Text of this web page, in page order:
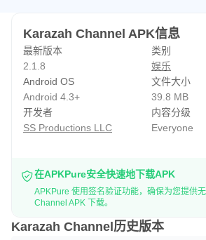
Karazah的创新内容由媒体和教育领域
为您的孩子提供最佳的初始学习体验。
访问我们的YouTube频道将对他们的成
凡之美的态度产生重大影响。
支持团队：
Karazah Channel APK信息
最新版本
2.1.8
类别
娱乐
Android OS
Android 4.3+
文件大小
39.8 MB
开发者
SS Productions LLC
内容分级
Everyone
在APKPure安全快速地下载APK
APKPure 使用签名验证功能，确保为您提供
Channel APK 下载。
Karazah Channel历史版本